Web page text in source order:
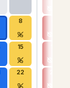
8
15
22